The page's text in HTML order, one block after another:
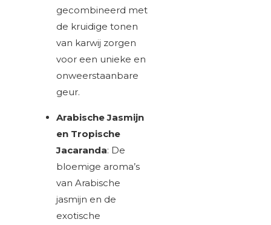
gecombineerd met
de kruidige tonen
van karwij zorgen
voor een unieke en
onweerstaanbare
geur.
Arabische Jasmijn
en Tropische
Jacaranda: De
bloemige aroma’s
van Arabische
jasmijn en de
exotische